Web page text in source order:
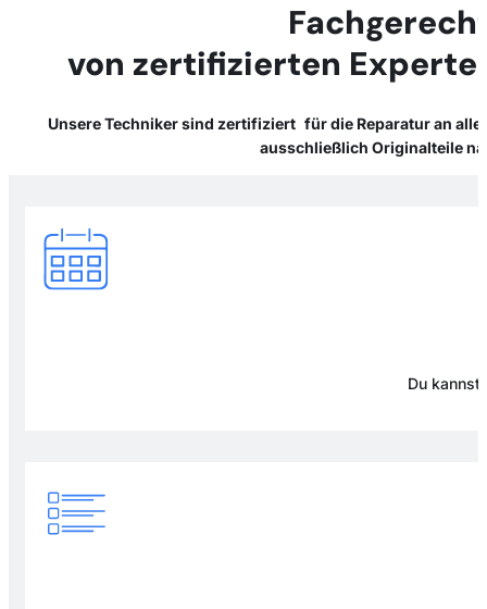
von zertifizierten
Unsere Techniker sind zertifiziert für die Reparatur an
ausschließlich Originalteile
Du kannst